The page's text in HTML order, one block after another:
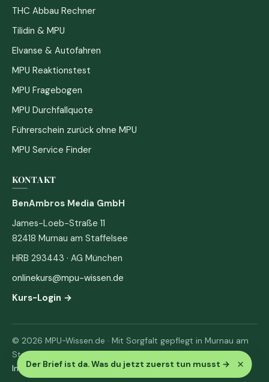
Der Brief ist da. Was du jetzt zuerst tun musst → ×
THC Abbau Rechner
Tilidin & MPU
Elvanse & Autofahren
MPU Reaktionstest
MPU Fragebogen
MPU Durchfallquote
Führerschein zurück ohne MPU
MPU Service Finder
KONTAKT
BenAmbros Media GmbH
James-Loeb-Straße 11
82418 Murnau am Staffelsee
HRB 293443 · AG München
onlinekurs@mpu-wissen.de
Kurs-Login →
© 2026 MPU-Wissen.de · Mit Sorgfalt gepflegt in Murnau am
Staffelsee
Impressum· Datenschutz & AGB